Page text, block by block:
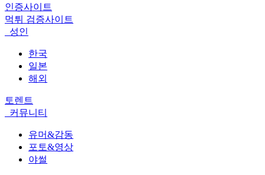
인증사이트
먹튀 검증사이트
성인
한국
일본
해외
토렌트
커뮤니티
유머&감동
포토&영상
야썰